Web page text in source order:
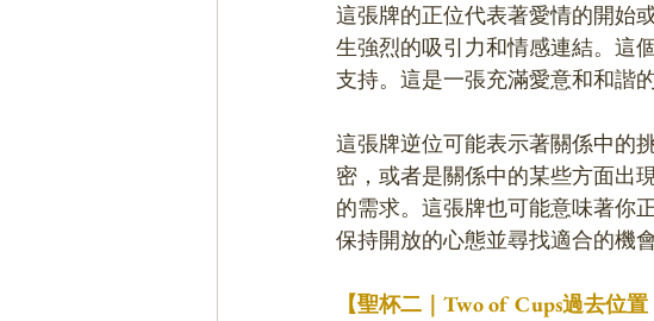
這張牌的正位代表著愛情的開始
生強烈的吸引力和情感連結。這
支持。這是一張充滿愛意和和諧
這張牌逆位可能表示著關係中的
密，或者是關係中的某些方面出
的需求。這張牌也可能意味著你
保持開放的心態並尋找適合的機會
【聖杯二｜Two of Cups過去位